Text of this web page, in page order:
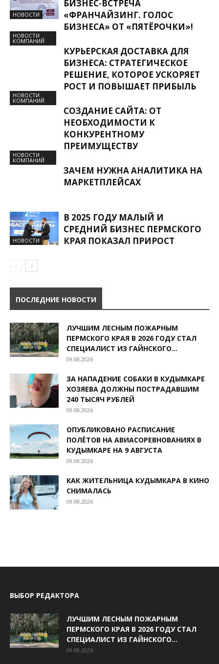
НОВОСТИ
БИЗНЕС-ВСТРЕЧА
«ФРАНЧАЙЗИНГ. ГОЛОС
БИЗНЕСА» ОТ «ПЯТЁРОЧКИ»!
НОВОСТИ
КОМПАНИЙ
КУРЬЕРСКАЯ ДОСТАВКА ДЛЯ
БИЗНЕСА: СТРАТЕГИЧЕСКОЕ
РЕШЕНИЕ, КОТОРОЕ УСКОРЯЕТ
РОСТ И ПОВЫШАЕТ ПРИБЫЛЬ
НОВОСТИ
КОМПАНИЙ
СОЗДАНИЕ САЙТА: ОТ
НЕОБХОДИМОСТИ К
КОНКУРЕНТНОМУ
ПРЕИМУЩЕСТВУ
НОВОСТИ
КОМПАНИЙ
ЗАЧЕМ НУЖНА АНАЛИТИКА НА
МАРКЕТПЛЕЙСАХ
НОВОСТИ
В 2025 ГОДУ МАЛЫЙ И
СРЕДНИЙ БИЗНЕС ПЕРМСКОГО
КРАЯ ПОКАЗАЛ ПРИРОСТ
ПОСЛЕДНИЕ НОВОСТИ
ЛУЧШИМ ЛЕСНЫМ ПОЖАРНЫМ
ПЕРМСКОГО КРАЯ В 2026 ГОДУ СТАЛ
СПЕЦИАЛИСТ ИЗ ГАЙНСКОГО...
09.08.2026
ЗА НАПАДЕНИЕ СОБАКИ В КУДЫМКАРЕ
ХОЗЯЕВА ДОЛЖНЫ ПОСТРАДАВШИМ
240 ТЫСЯЧ РУБЛЕЙ
09.08.2026
ОПУБЛИКОВАНО РАСПИСАНИЕ
ПОЛЁТОВ НА АВИАСОРЕВНОВАНИЯХ В
КУДЫМКАРЕ НА 9 АВГУСТА
09.08.2026
КАК ЖИТЕЛЬНИЦА КУДЫМКАРА В КИНО
СНИМАЛАСЬ
09.08.2026
ВЫБОР РЕДАКТОРА
ЛУЧШИМ ЛЕСНЫМ ПОЖАРНЫМ
ПЕРМСКОГО КРАЯ В 2026 ГОДУ СТАЛ
СПЕЦИАЛИСТ ИЗ ГАЙНСКОГО...
09.08.2026